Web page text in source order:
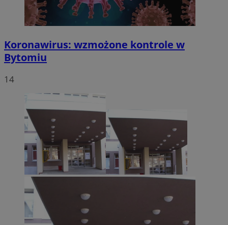
Koronawirus: wzmożone kontrole w
Bytomiu
14